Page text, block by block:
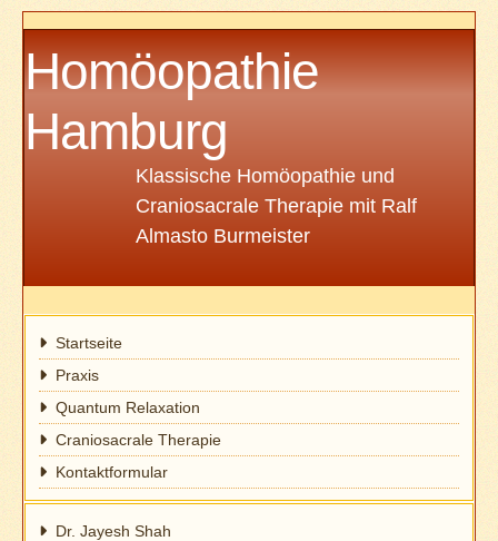
Homöopathie
Hamburg
Klassische Homöopathie und
Craniosacrale Therapie mit Ralf
Almasto Burmeister
Startseite
Praxis
Quantum Relaxation
Craniosacrale Therapie
Kontaktformular
Dr. Jayesh Shah